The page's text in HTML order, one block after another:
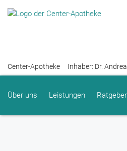
Center-Apotheke Inhaber: Dr.
Über uns Leistungen Ratgeber